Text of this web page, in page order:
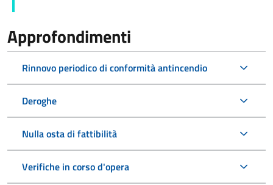
Approfondimenti
Rinnovo periodico di conformità antincendio
Deroghe
Nulla osta di fattibilità
Verifiche in corso d'opera